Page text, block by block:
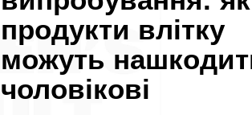
продукти влітку
можуть
чоловікові